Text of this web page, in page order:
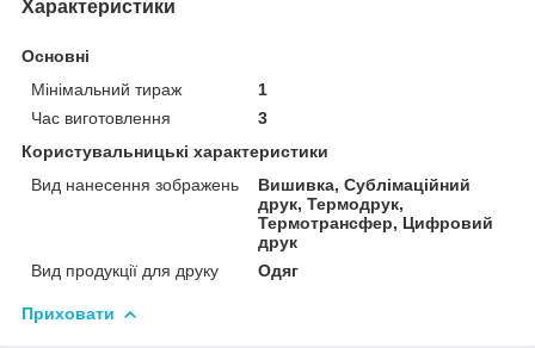
Характеристики
Основні
Мінімальний тираж
1
Час виготовлення
3
Користувальницькі характеристики
Вид нанесення зображень
Вишивка, Сублімаційний
друк, Термодрук,
Термотрансфер, Цифровий
друк
Вид продукції для друку
Одяг
Приховати